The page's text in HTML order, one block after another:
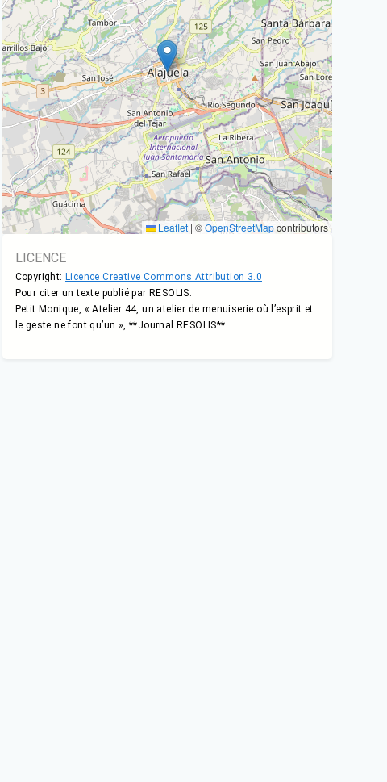
Leaflet | ©OpenStreetMapcontributors
LICENCE
Copyright: Licence Creative Commons Attribution 3.0
Pour citer un texte publié par RESOLIS:
Petit Monique, « Atelier 44, un atelier de menuiserie où l’esprit et
le geste ne font qu’un », **Journal RESOLIS**